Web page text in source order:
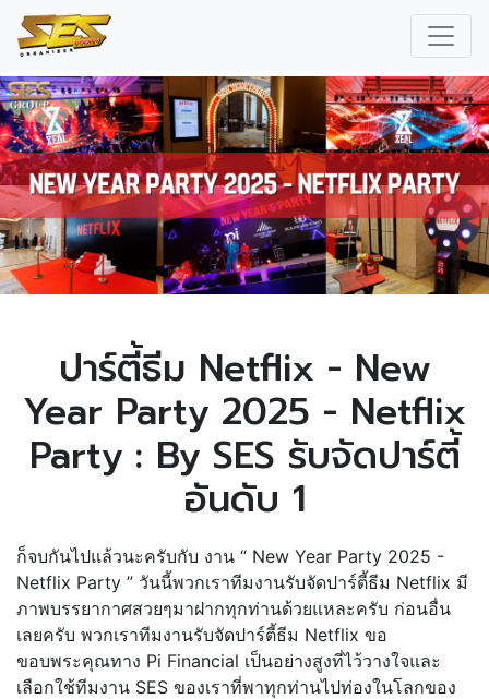
ปาร์ตี้ธีม Netflix - New
Year Party 2025 - Netflix
Party : By SES รับจัดปาร์ตี้
อันดับ 1
ก็จบกันไปแล้วนะครับกับ งาน “ New Year Party 2025 -
Netflix Party ” วันนี้พวกเราทีมงานรับจัดปาร์ตี้ธีม Netflix มี
ภาพบรรยากาศสวยๆมาฝากทุกท่านด้วยแหละครับ ก่อนอื่น
เลยครับ พวกเราทีมงานรับจัดปาร์ตี้ธีม Netflix ขอ
ขอบพระคุณทาง Pi Financial เป็นอย่างสูงที่ไว้วางใจและ
เลือกใช้ทีมงาน SES ของเราที่พาทุกท่านไปท่องในโลกของ